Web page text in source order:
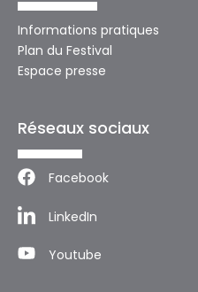
Informations pratiques
Plan du Festival
Espace presse
Réseaux sociaux
Facebook
LinkedIn
Youtube